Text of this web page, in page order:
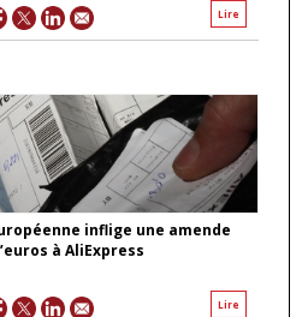
Lire
inflige une amende
à AliExpress
Lire